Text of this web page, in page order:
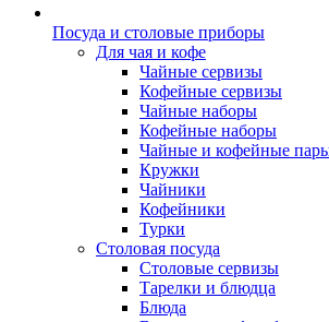
Посуда и столовые приборы
Для чая и кофе
Чайные сервизы
Кофейные сервизы
Чайные наборы
Кофейные наборы
Чайные и кофейные
Кружки
Чайники
Кофейники
Турки
Столовая посуда
Столовые сервизы
Тарелки и блюдца
Блюда